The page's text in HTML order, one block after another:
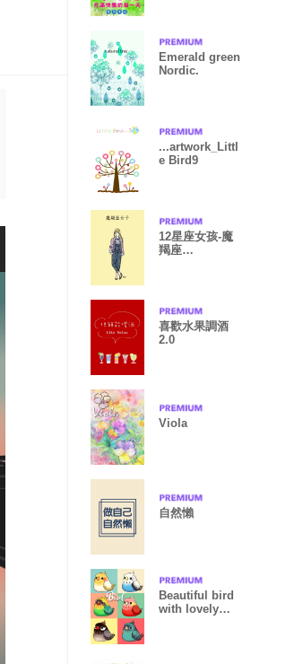
Emerald green
Nordic.
...artwork_Littl
e Bird9
12星座女孩-魔
羯座
喜歡水果調酒
2.0
Viola
自然懶
Beautiful bird
with lovely